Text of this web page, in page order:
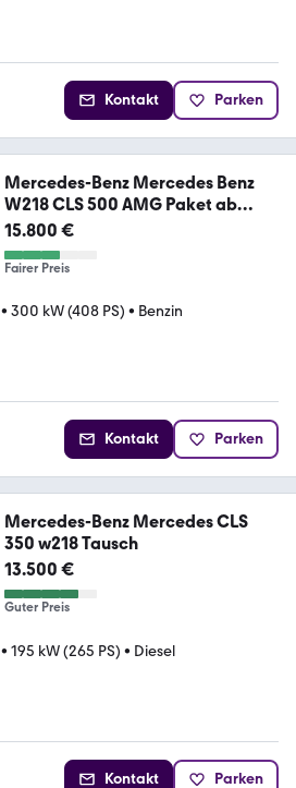
Kontakt Parken
Mercedes-Benz Mercedes Benz
W218 CLS 500 AMG Paket ab
We...
15.800 €
Fairer Preis
• 300 kW (408 PS) • Benzin
Kontakt Parken
Mercedes-Benz Mercedes CLS
350 w218 Tausch
13.500 €
Guter Preis
• 195 kW (265 PS) • Diesel
Kontakt Parken